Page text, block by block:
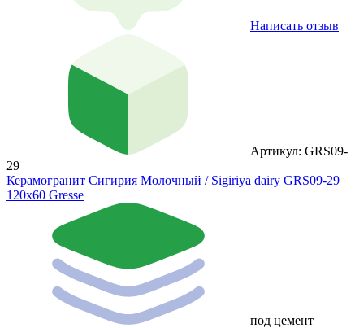
Написать отзыв
Артикул: GRS09-
29
Керамогранит Сигирия Молочный / Sigiriya dairy GRS09-29
120х60 Gresse
под цемент